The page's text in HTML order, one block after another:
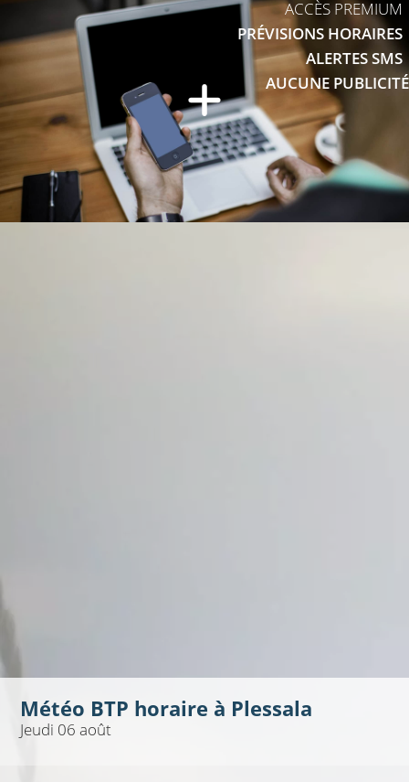
ACCÈS PREMIUM
PRÉVISIONS HORAIRES
ALERTES SMS
AUCUNE PUBLICITÉ
Météo BTP horaire à Plessala
Jeudi 06 août